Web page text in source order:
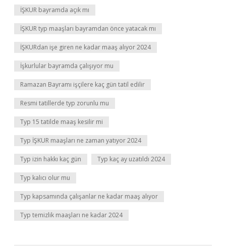
İŞKUR bayramda açık mı
İŞKUR typ maaşları bayramdan önce yatacak mı
İŞKURdan işe giren ne kadar maaş alıyor 2024
İşkurlular bayramda çalışıyor mu
Ramazan Bayramı işçilere kaç gün tatil edilir
Resmi tatillerde typ zorunlu mu
Typ 15 tatilde maaş kesilir mi
Typ İŞKUR maaşları ne zaman yatıyor 2024
Typ izin hakkı kaç gün Typ kaç ay uzatıldı 2024
Typ kalıcı olur mu
Typ kapsamında çalışanlar ne kadar maaş alıyor
Typ temizlik maaşları ne kadar 2024